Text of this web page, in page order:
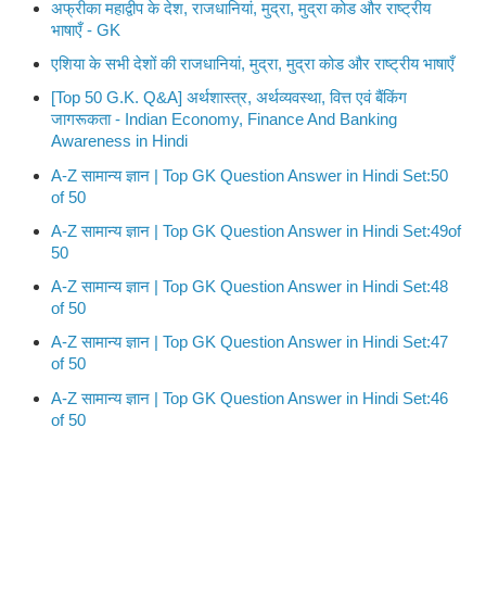
अफ्रीका महाद्वीप के देश, राजधानियां, मुद्रा, मुद्रा कोड और राष्ट्रीय
भाषाएँ - GK
एशिया के सभी देशों की राजधानियां, मुद्रा, मुद्रा कोड और राष्ट्रीय भाषाएँ
[Top 50 G.K. Q&A] अर्थशास्त्र, अर्थव्यवस्था, वित्त एवं बैंकिंग
जागरूकता - Indian Economy, Finance And Banking
Awareness in Hindi
A-Z सामान्य ज्ञान | Top GK Question Answer in Hindi Set:50
of 50
A-Z सामान्य ज्ञान | Top GK Question Answer in Hindi Set:49of
50
A-Z सामान्य ज्ञान | Top GK Question Answer in Hindi Set:48
of 50
A-Z सामान्य ज्ञान | Top GK Question Answer in Hindi Set:47
of 50
A-Z सामान्य ज्ञान | Top GK Question Answer in Hindi Set:46
of 50